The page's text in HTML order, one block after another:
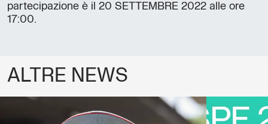
partecipazione è il 20 SETTEMBRE 2022 alle ore
17:00.
ALTRE NEWS